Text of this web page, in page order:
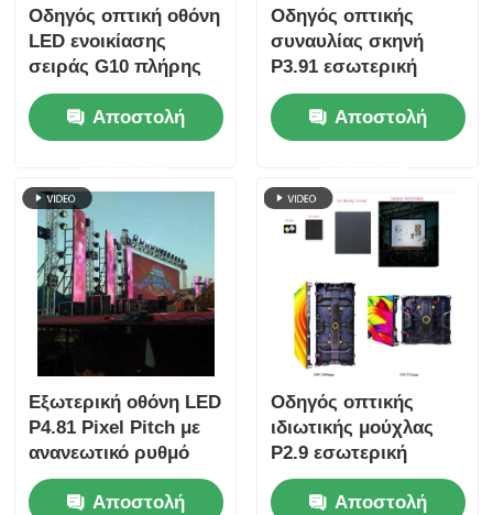
Οδηγός οπτική οθόνη
LED ενοικίασης
σειράς G10 πλήρης
εμβέλειας από P2.6
έως P4.81,
Αντικατάστατα
Αποστολή
Οδηγός οπτικής
συναυλίας σκηνή
P3.91 εσωτερική
ενοικίαση LED οθόνη
για περιηγήσεις,
γρήγορη κλειδαριά
ασφαλείας
Αποστολή
Εξωτερική οθόνη LED
P4.81 Pixel Pitch με
ανανεωτικό ρυθμό
7680Hz και ανθεκτική
στο νερό IP65 για
Αποστολή
Οδηγός οπτικής
ιδιωτικής μούχλας
P2.9 εσωτερική
ενοικίαση LED
οθόνης έναντι
Αποστολή